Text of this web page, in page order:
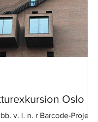
Oslo
v. l. n. r Barcode-Project